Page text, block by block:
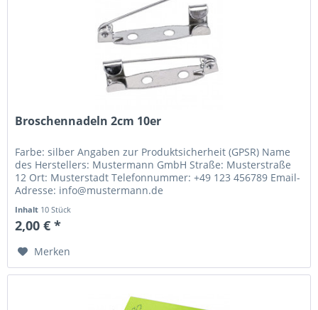
Broschennadeln 2cm 10er
Farbe: silber Angaben zur Produktsicherheit (GPSR) Name
des Herstellers: Mustermann GmbH Straße: Musterstraße
12 Ort: Musterstadt Telefonnummer: +49 123 456789 Email-
Adresse: info@mustermann.de
Inhalt 10 Stück
2,00 € *
Merken